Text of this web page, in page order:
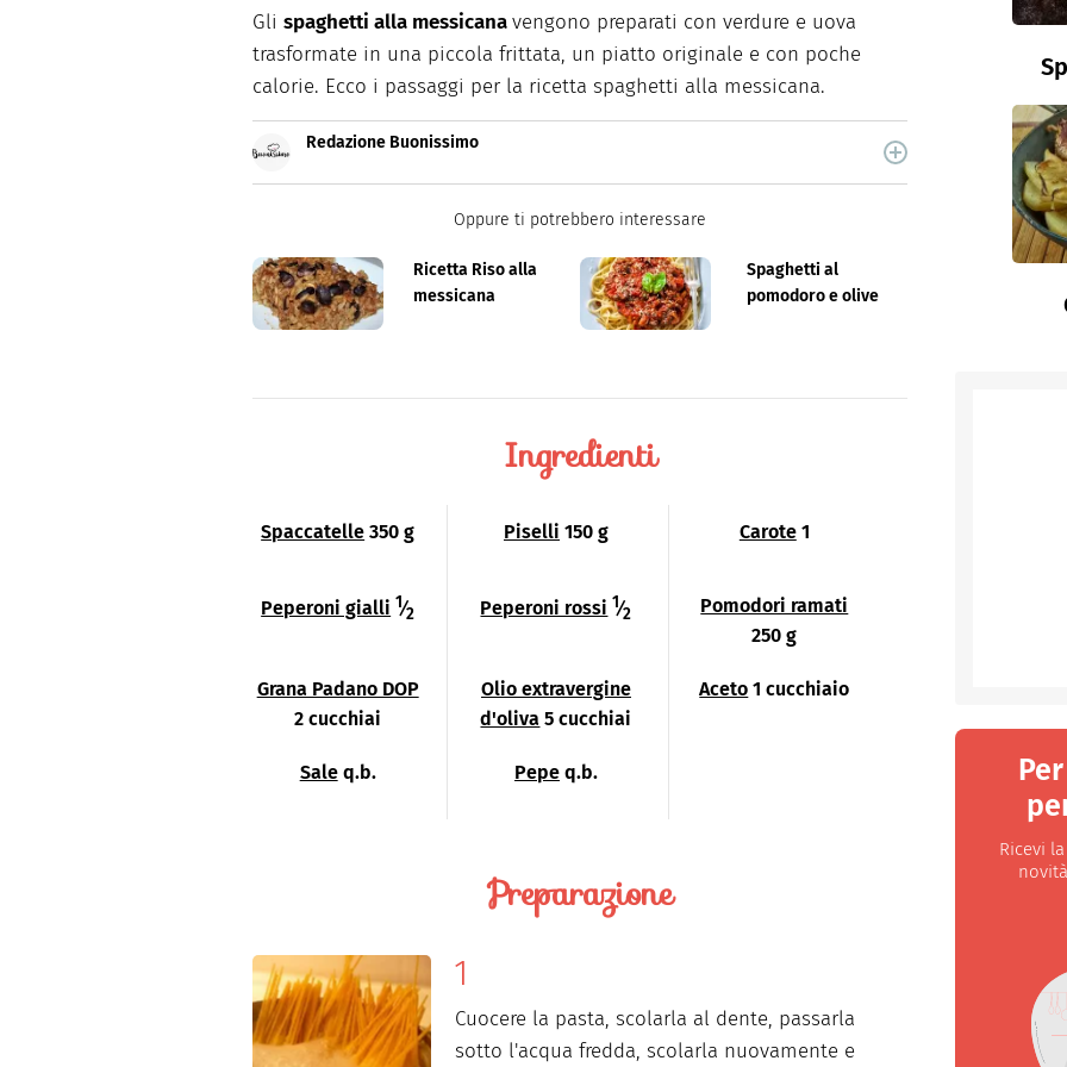
Gli spaghetti alla messicanavengono preparati con verdure e uova
trasformate in una piccola frittata, un piatto originale e con poche
calorie. Ecco i passaggi per la ricetta spaghetti alla messicana.
Redazione Buonissimo
Buonissimo è il magazine di cucina di Italiaonline nel quale trovi idee veloci,
facili e spiegate passo passo.
Oppure ti potrebbero interessare
Ricetta Riso alla
messicana
Spaghetti al
pomodoro e olive
Ingredienti
Spaccatelle 350 g Piselli 150 g Carote 1
Peperoni gialli 1⁄2 Peperoni rossi 1⁄2
Pomodori ramati
250 g
Grana Padano DOP
2 cucchiai
Olio extravergine
d'oliva 5 cucchiai
Aceto 1 cucchiaio
Sale q.b. Pepe q.b.
Preparazione
Cuocere la pasta, scolarla al dente, passarla
sotto l'acqua fredda, scolarla nuovamente e
Ricevi